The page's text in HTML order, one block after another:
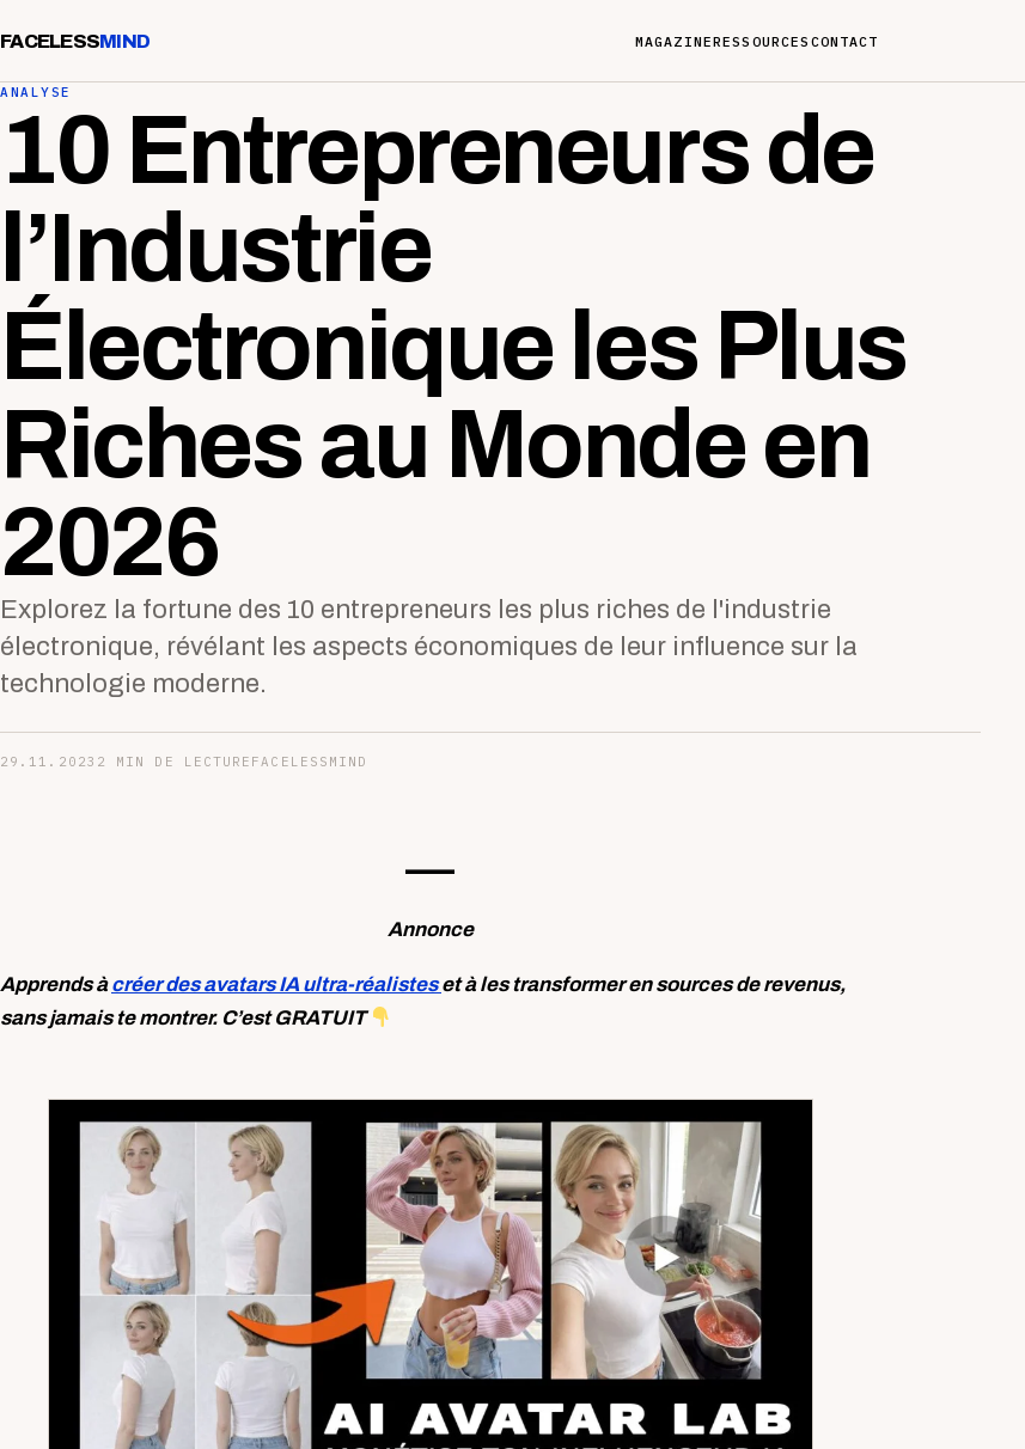
FACELESSMIND MAGAZINERESSOURCES CONTACT
ANALYSE
10 Entrepreneurs de
l’Industrie
Électronique les Plus
Riches au Monde en
2026
Explorez la fortune des 10 entrepreneurs les plus riches de l'industrie
électronique, révélant les aspects économiques de leur influence sur la
technologie moderne.
29.11.2023 2 MIN DE LECTURE FACELESSMIND
—-
Annonce
Apprends àcréer des avatars IA ultra-réalisteset à les transformer en sources de revenus,
sans jamais te montrer. C’est GRATUIT